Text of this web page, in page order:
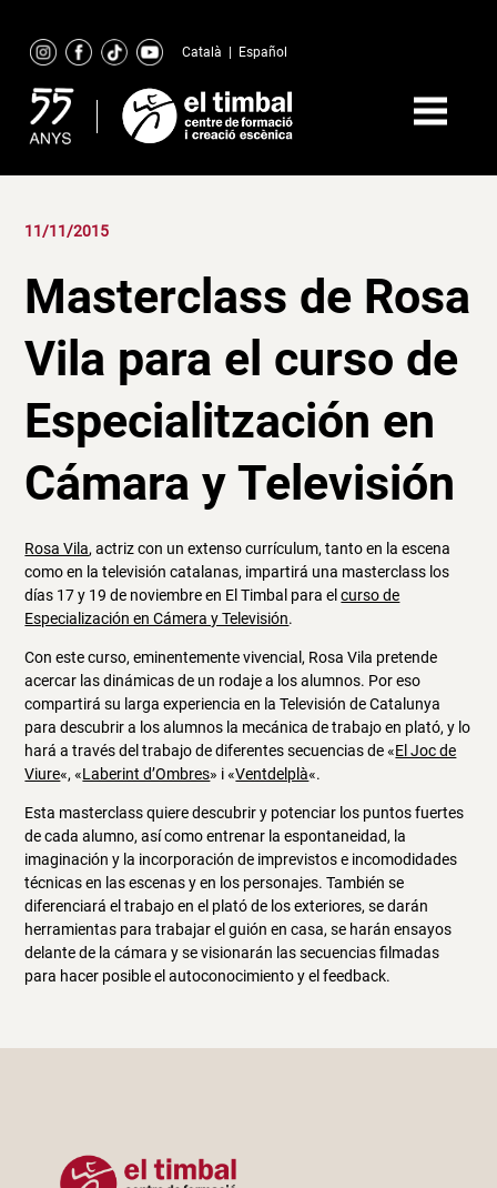
content
Català Español
11/11/2015
Masterclass de Rosa
Vila para el curso de
Especialitzación en
Cámara y Televisión
Rosa Vila, actriz con un extenso currículum, tanto en la escena
como en la televisión catalanas, impartirá una masterclass los
días 17 y 19 de noviembre en El Timbal para elcurso de
Especialización en Cámera y Televisión.
Con este curso, eminentemente vivencial, Rosa Vila pretende
acercar las dinámicas de un rodaje a los alumnos. Por eso
compartirá su larga experiencia en la Televisión de Catalunya
para descubrir a los alumnos la mecánica de trabajo en plató, y lo
hará a través del trabajo de diferentes secuencias de «El Joc de
Viure«, «Laberint d’Ombres» i «Ventdelplà«.
Esta masterclass quiere descubrir y potenciar los puntos fuertes
de cada alumno, así como entrenar la espontaneidad, la
imaginación y la incorporación de imprevistos e incomodidades
técnicas en las escenas y en los personajes. También se
diferenciará el trabajo en el plató de los exteriores, se darán
herramientas para trabajar el guión en casa, se harán ensayos
delante de la cámara y se visionarán las secuencias filmadas
para hacer posible el autoconocimiento y el feedback.